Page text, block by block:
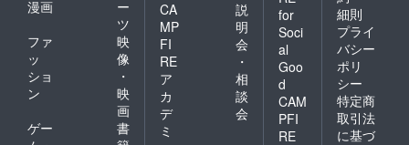
漫画
ー
ツ
ファ
ッ
ショ
ン
映
像
・
映
画
ゲー
書
CA
MP
FI
RE
ア
カ
デ
ミ
説
明
会
・
相
談
会
for
Soci
al
Goo
d
CAM
PFI
RE
細則
プライ
バシー
ポリ
シー
特定商
取引法
に基づ